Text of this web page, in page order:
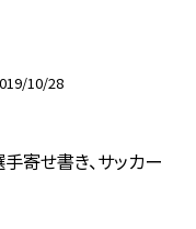
10/28
寄せ書き、サッカー